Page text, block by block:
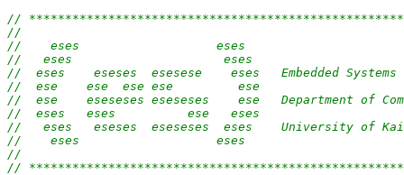
//
//
//    eses                   eses
//   eses                     eses
//  eses    eseses  esesese    eses   Embedded Systems
//  ese    ese  ese ese         ese
//  ese    eseseses eseseses    ese   Department of
//  eses   eses          ese   eses
//   eses   eseses  eseseses  eses    University of
//    eses                   eses
//
//